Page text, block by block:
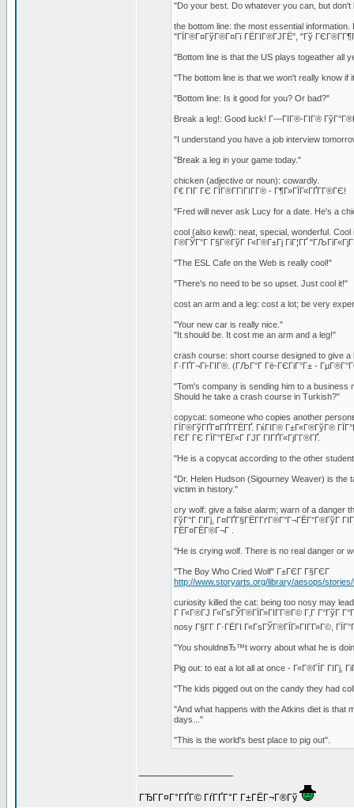
"Do your best. Do whatever you can, but
the bottom line: the most essential
"ГЇГ®Г¤ГўГ®Г¤Гї ГЁГІГ®ГЈГЁ", "Гў
"Bottom line is that the US plays togeather all
"The bottom line is that we won't really know if
"Bottom line: Is it good for you? Or bad?"
Break a leg!: Good luck! Г—ГІГ®-ГІГ®
"I understand you have a job interview
"Break a leg in your game today."
chicken (adjective or noun): cowardly.
Г€ ГІГ ГЄ ГЇГ®Г­ГїГІГ­Г® - Г¶Г»ГЇГ«ГҐГ­Г®ГЄ!
"Fred will never ask Lucy for a date. He's a
cool (also kewl): neat, special, wonderful.
Г®ГЎГ°Г Г§Г®ГўГ Г«Г®Г±Гј ГіГ¦ГҐ
"The ESL Cafe on the Web is really cool!"
"There's no need to be so upset. Just cool it!"
cost an arm and a leg: cost a lot; be very
"Your new car is really nice."
"It should be. It cost me an arm and a leg!"
crash course: short course designed to give a
Г·ГҐГ¬Гі-ГІГ®. (ГЉГ°Г Гё-ГЄГіГ°Г± -
"Tom's company is sending him to a business
Should he take a crash course in Turkish?"
copycat: someone who copies another
ГЇГ®ГўГҐГ¤ГҐГ­ГЁГҐ. ГќГІГ® Г±Г«Г®ГўГ®
ГЄГ ГЄ ГЇГ°ГЁГ«Г ГЈГ ГІГҐГ«ГјГ­Г®ГҐ.
"He is a copycat according to the other
"Dr. Helen Hudson (Sigourney Weaver) is the
victim in history."
cry wolf: give a false alarm; warn of a danger
ГўГ°Г ГІГј, Г¤ГҐГ§ГЁГ­ГґГ®Г°Г¬ГЁГ°Г®ГўГ
ГЁГ¤ГЁГ®Г¬Г .
"He is crying wolf. There is no real danger or
"The Boy Who Cried Wolf" Г±ГЄГ Г§ГЄГ
http://www.storyarts.org/library/aesops/stories/
curiosity killed the cat: being too nosy may
Г Г«Г®ГЈ Г«ГѕГЎГ®ГЇГ»ГІГ­Г®Г© Г‚Г Г°ГўГ
nosy Г§Г­Г Г·ГЁГІ Г«ГѕГЎГ®ГЇГ»ГІГ­Г»Г©,
"You shouldnвЂ™t worry about what he is
Pig out: to eat a lot all at once - Г«Г®ГЇГ ГІГј,
"The kids pigged out on the candy they had
"And what happens with the Atkins diet is that
days..."
"This is the world's best place to pig out".
ГЂГ­Г¤Г°ГҐГ© ГѓГҐГ°Г Г±ГЁГ¬Г®Гў